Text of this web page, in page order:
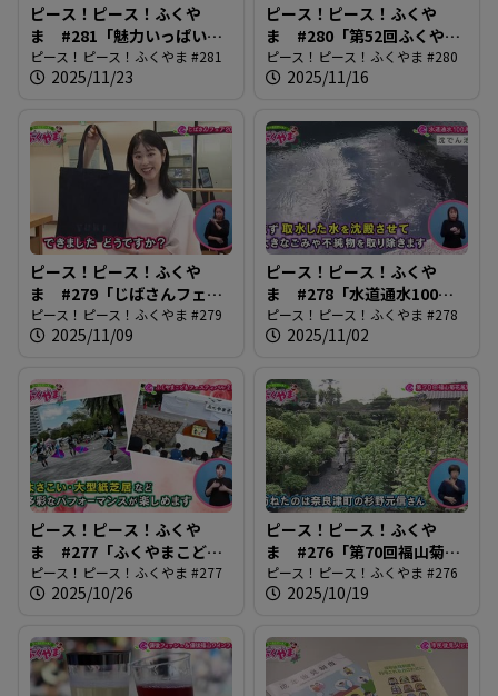
ピース！ピース！ふくや
ま #281「魅力いっぱい！
ネウボラセンター開設」
ピース！ピース！ふくやま #281
2025/11/23
ピース！ピース！ふくや
ま #280「第52回ふくやま
観光写真コンテスト」
ピース！ピース！ふくやま #280
2025/11/16
ピース！ピース！ふくや
ま #279「じばさんフェア
2025」
ピース！ピース！ふくやま #279
2025/11/09
ピース！ピース！ふくや
ま #278「水道通水100周
年」
ピース！ピース！ふくやま #278
2025/11/02
ピース！ピース！ふくや
ま #277「ふくやまこども
フェスティバル2025」
ピース！ピース！ふくやま #277
2025/10/26
ピース！ピース！ふくや
ま #276「第70回福山菊花
展覧会」
ピース！ピース！ふくやま #276
2025/10/19